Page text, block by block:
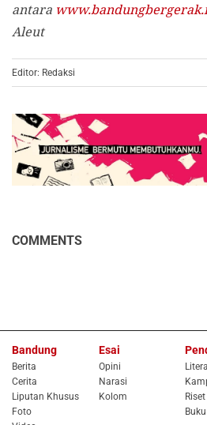
antara
Aleut
Editor: Redaksi
COMMENTS
Bandung
Berita
Cerita
Liputan Khusus
Foto
Esai
Opini
Narasi
Kolom
Riset
Buku